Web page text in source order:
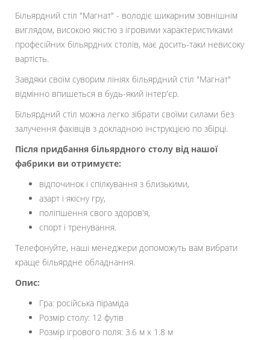
Більярдний стіл "Магнат" - володіє шикарним зовнішнім
виглядом, високою якістю з ігровими характеристиками
професійних більярдних столів, має досить-таки невисоку
вартість.
Завдяки своїм суворим лініях більярдний стіл "Магнат"
відмінно впишеться в будь-який інтер'єр.
Більярдний стіл можна легко зібрати своїми силами без
залучення фахівців з докладною інструкцією по збірці.
Після придбання більярдного столу від нашої
фабрики ви отримуєте:
відпочинок і спілкування з близькими,
азарт і якісну гру,
поліпшення свого здоров'я,
спорт і тренування.
Телефонуйте, наші менеджери допоможуть вам вибрати
краще більярдне обладнання.
Опис:
Гра: російська піраміда
Розмір столу: 12 футів
Розмір ігрового поля: 3.6 м х 1.8 м